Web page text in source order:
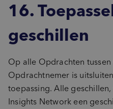
16.
geschillen
Op alle Opdrachten
Opdrachtnemer is
toepassing. Alle
Insights Network een